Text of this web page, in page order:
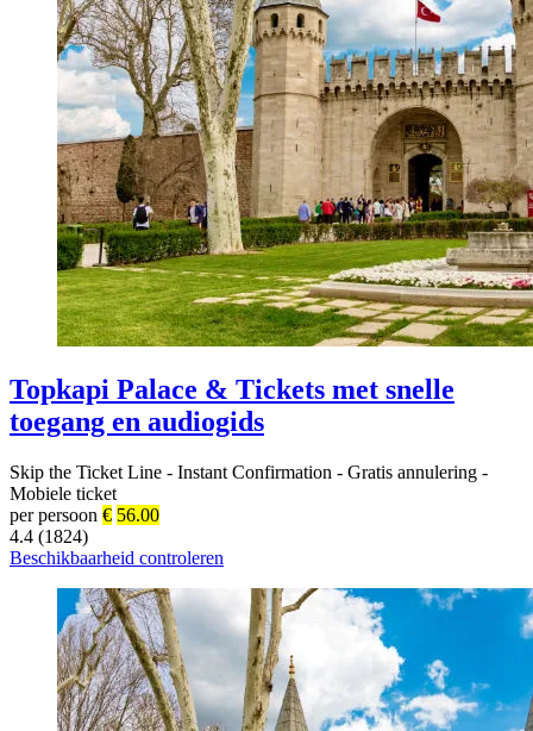
Topkapi Palace & Tickets met snelle
toegang en audiogids
Skip the Ticket Line - Instant Confirmation - Gratis annulering -
Mobiele ticket
per persoon € 56.00
4.4 (1824)
Beschikbaarheid controleren